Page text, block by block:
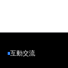
互動交流